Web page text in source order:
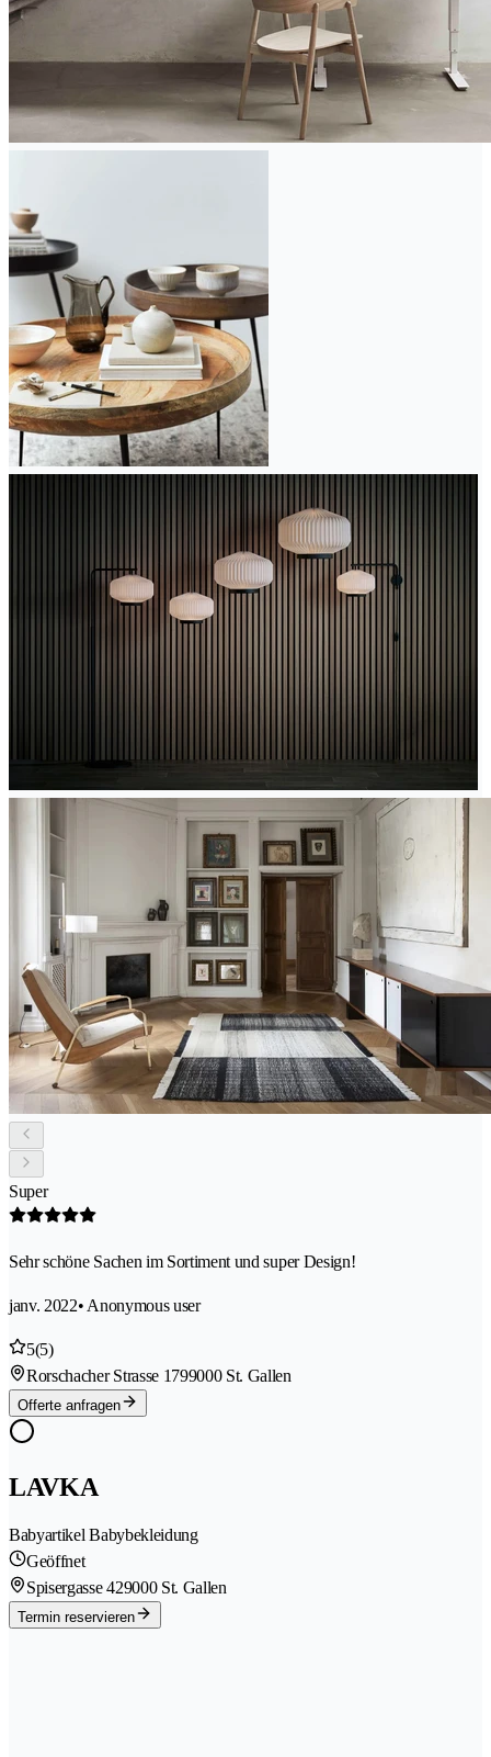
Super
Sehr schöne Sachen im Sortiment und super Design!
janv. 2022• Anonymous user
5(5)
Rorschacher Strasse 1799000 St. Gallen
Offerte anfragen
LAVKA
Babyartikel Babybekleidung
Geöffnet
Spisergasse 429000 St. Gallen
Termin reservieren